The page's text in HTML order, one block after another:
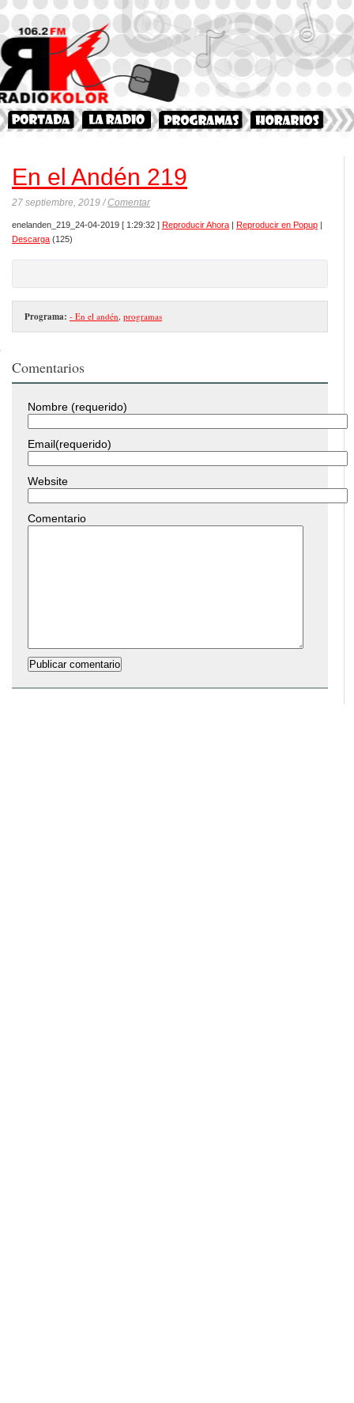
En el Andén 219
27 septiembre, 2019 /Comentar
enelanden_219_24-04-2019 [ 1:29:32 ] Reproducir Ahora | Reproducir en Popup |
Descarga (125)
Programa: - En el andén, programas
Comentarios
Nombre (requerido)
Email(requerido)
Website
Comentario